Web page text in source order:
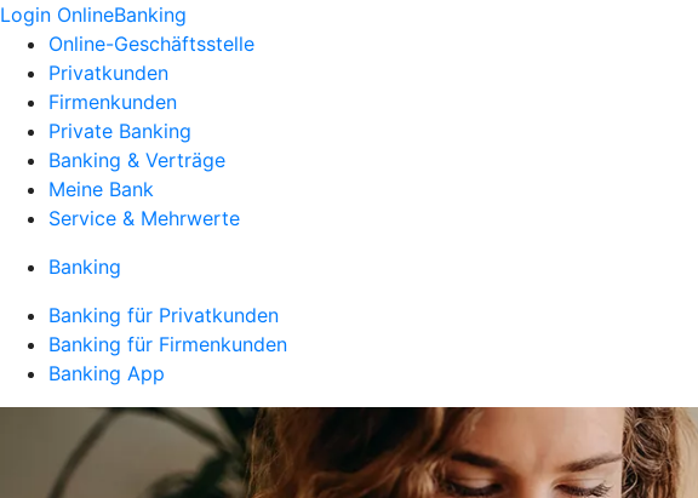
Login OnlineBanking
Online-Geschäftsstelle
Privatkunden
Firmenkunden
Private Banking
Banking & Verträge
Meine Bank
Service & Mehrwerte
Banking
Banking für Privatkunden
Banking für Firmenkunden
Banking App